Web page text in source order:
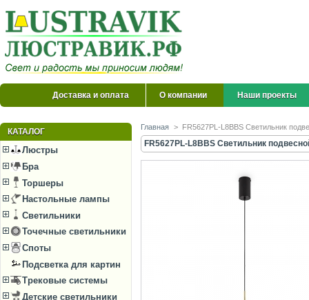
Доставка и оплата О компании Наши проекты
КАТАЛОГ
Люстры
Бра
Торшеры
Настольные лампы
Светильники
Точечные светильники
Споты
Подсветка для картин
Трековые системы
Детские светильники
Главная > FR5627PL-L8BBS Светильник
FR5627PL-L8BBS Светильник